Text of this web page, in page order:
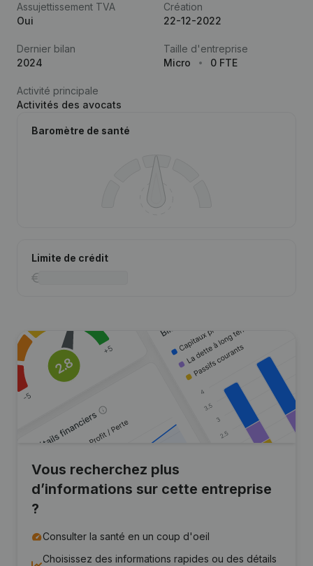
Assujettissement TVA
Oui
Création
22-12-2022
Dernier bilan
2024
Taille d'entreprise
Micro
0 FTE
Activité principale
Activités des avocats
Baromètre de santé
Limite de crédit
Vous recherchez plus
d’informations sur cette entreprise
?
Consulter la santé en un coup d'oeil
Choisissez des informations rapides ou des détails